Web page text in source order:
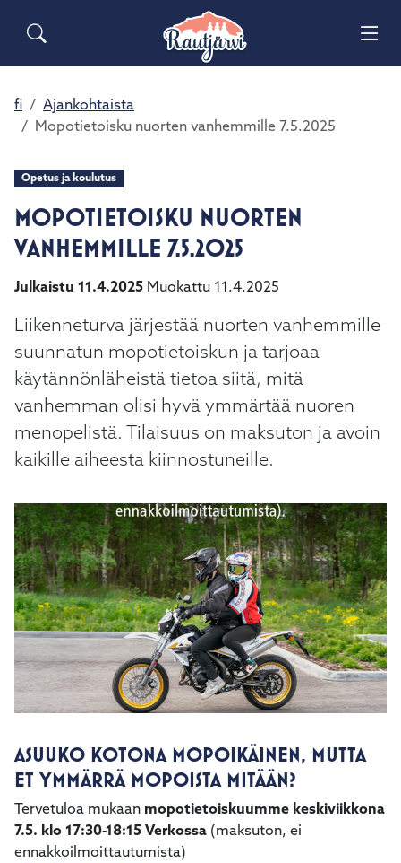
Siirry pääsisältöön Siirry päävalikkoon
Sähköiset lomakkeet
Haku
Asuminen ja ympäristö
Opetus ja kasvatus
Kunta ja päätöksenteko
fi
Ajankohtaista
Mopotietoisku nuorten vanhemmille 7.5.2025
Opetus ja koulutus
MOPOTIETOISKU NUORTEN
VANHEMMILLE 7.5.2025
Julkaistu 11.4.2025 Muokattu 11.4.2025
Liikenneturva järjestää nuorten vanhemmille
suunnatun mopotietoiskun ja tarjoaa
käytännönläheistä tietoa siitä, mitä
vanhemman olisi hyvä ymmärtää nuoren
menopelistä. Tilaisuus on maksuton ja avoin
kaikille aiheesta kiinnostuneille.
ASUUKO KOTONA MOPOIKÄINEN, MUTTA
ET YMMÄRRÄ MOPOISTA MITÄÄN?
Tervetuloa mukaan mopotietoiskuumme keskiviikkona
7.5. klo 17:30-18:15 Verkossa (maksuton, ei
ennakkoilmoittautumista)